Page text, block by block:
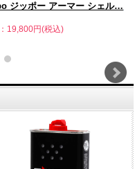
ジッポー アーマー シェル…
19,800円(税込)